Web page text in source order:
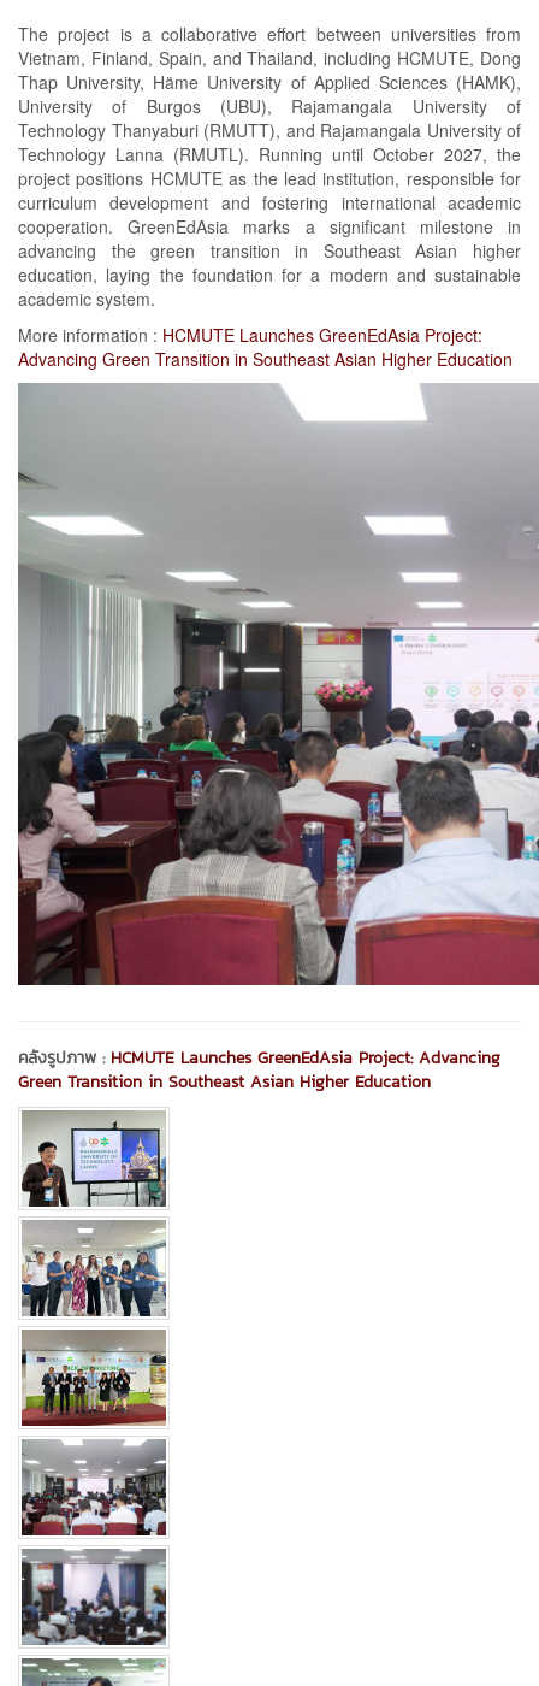
The project is a collaborative effort between universities from
Vietnam, Finland, Spain, and Thailand, including HCMUTE, Dong
Thap University, Häme University of Applied Sciences (HAMK),
University of Burgos (UBU), Rajamangala University of
Technology Thanyaburi (RMUTT), and Rajamangala University of
Technology Lanna (RMUTL). Running until October 2027, the
project positions HCMUTE as the lead institution, responsible for
curriculum development and fostering international academic
cooperation. GreenEdAsia marks a significant milestone in
advancing the green transition in Southeast Asian higher
education, laying the foundation for a modern and sustainable
academic system.
More information : HCMUTE Launches GreenEdAsia Project:
Advancing Green Transition in Southeast Asian Higher Education
คลังรูปภาพ : HCMUTE Launches GreenEdAsia Project: Advancing
Green Transition in Southeast Asian Higher Education